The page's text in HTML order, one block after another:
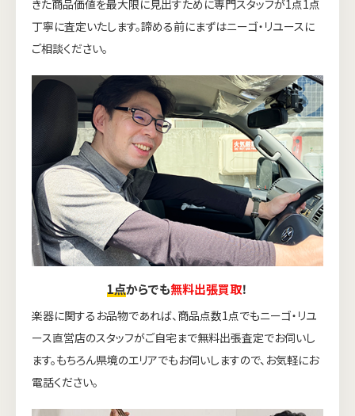
きた商品価値を最大限に見出すために専門スタッフが1点1点
丁寧に査定いたします。諦める前にまずはニーゴ・リユースに
ご相談ください。
1点からでも無料出張買取！
楽器に関するお品物であれば、商品点数1点でもニーゴ・リユ
ース直営店のスタッフがご自宅まで無料出張査定でお伺いし
ます。もちろん県境のエリアでもお伺いしますので、お気軽にお
電話ください。